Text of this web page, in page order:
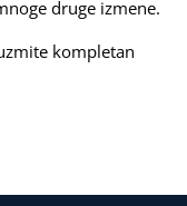
druge izmene.
kompletan